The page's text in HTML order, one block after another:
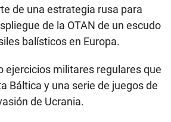
de una estrategia rusa para
de la OTAN de un escudo
balísticos en Europa.
ejercicios militares regulares que
Báltica y una serie de juegos de
de Ucrania.